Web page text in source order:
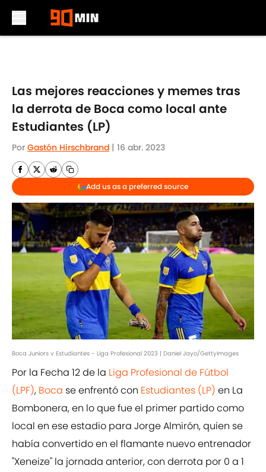
Las mejores reacciones y memes tras
la derrota de Boca como local ante
Estudiantes (LP)
Por Gastón Hirschbrand | 16 abr. 2023
Add us as a preferred source
Boca Juniors v Estudiantes - Liga Profesional 2023 | Daniel Jayo/GettyImages
Por la Fecha 12 de la Liga Profesional de Fútbol
(LPF), Boca se enfrentó con Estudiantes (LP) en La
Bombonera, en lo que fue el primer partido como
local en ese estadio para Jorge Almirón, quien se
había convertido en el flamante nuevo entrenador
"Xeneize" la jornada anterior, con derrota por 0 a 1